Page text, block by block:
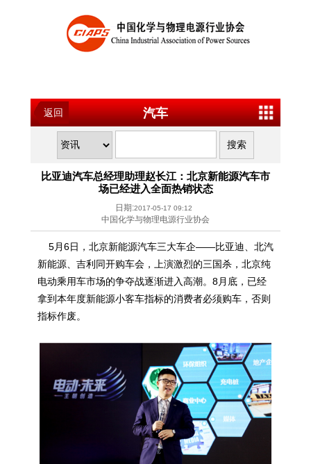
返回 汽车
比亚迪汽车总经理助理赵长江：北京新能源汽车市
场已经进入全面热销状态
日期:2017-05-17 09:12
中国化学与物理电源行业协会
5月6日，北京新能源汽车三大车企——比亚迪、北汽
新能源、吉利同开购车会，上演激烈的三国杀，北京纯
电动乘用车市场的争夺战逐渐进入高潮。8月底，已经
拿到本年度新能源小客车指标的消费者必须购车，否则
指标作废。